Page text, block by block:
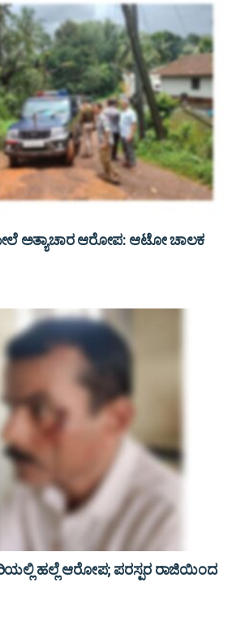
ಅತ್ಯಾಚಾರ ಆರೋಪ: ಆಟೋ ಚಾಲಕ
ಹಲ್ಲೆ ಆರೋಪ; ಪರಸ್ಪರ ರಾಜಿಯಿಂದ